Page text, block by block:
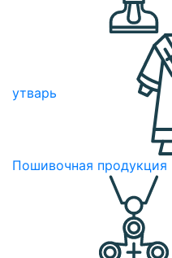
утварь
Пошивочная продукция